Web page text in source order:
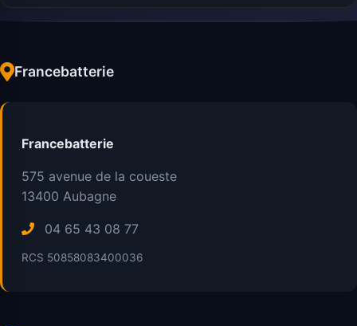
Francebatterie
Francebatterie
575 avenue de la coueste
13400 Aubagne
04 65 43 08 77
RCS 50858083400036